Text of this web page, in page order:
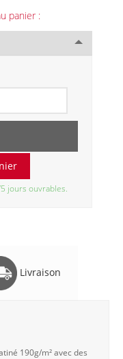
panier :
jours ouvrables.
Livraison
190g/m² avec des